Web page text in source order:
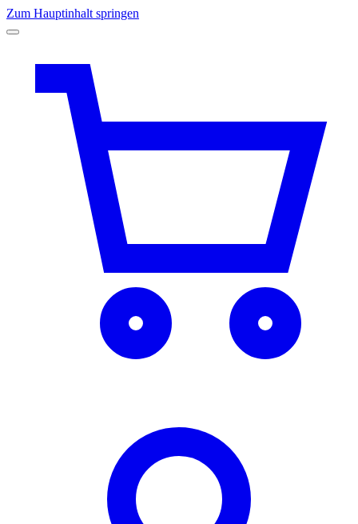
Zum Hauptinhalt springen